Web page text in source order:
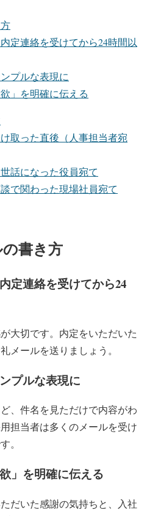
定連絡を受けてから24時間以
プルな表現に
」を明確に伝える
取った直後（人事担当者宛
話になった役員宛て
で関わった現場社員宛て
書き方
定連絡を受けてから24
大切です。内定をいただいた
メールを送りましょう。
プルな表現に
、件名を見ただけで内容がわ
担当者は多くのメールを受け
。
」を明確に伝える
だいた感謝の気持ちと、入社